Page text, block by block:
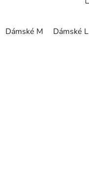
Dámské M Dámské L